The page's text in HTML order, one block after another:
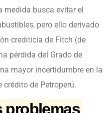
medida busca evitar el
pero ello derivado
crediticia de Fitch (de
pérdida del Grado de
mayor incertidumbre en la
crédito de Petroperú.
problemas